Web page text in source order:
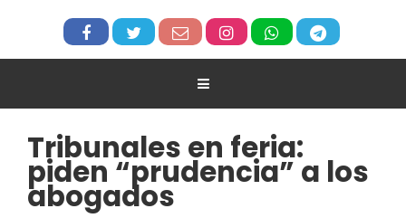
Tribunales en feria:
piden “prudencia” a los
abogados